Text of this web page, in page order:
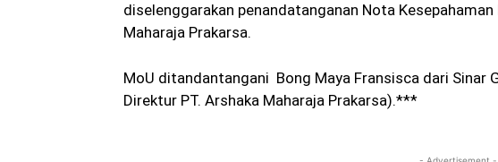
diselenggarakan penandatanganan Nota
Maharaja Prakarsa.
MoU ditandantangani Bong Maya Fransisca dari Sinar
Direktur PT. Arshaka Maharaja Prakarsa).***